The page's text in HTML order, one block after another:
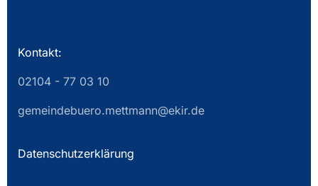
Kontakt:
02104 - 77 03 10
gemeindebuero.mettmann@ekir.de
Datenschutzerklärung